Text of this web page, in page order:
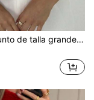
Cárdigan de punto de talla grande, nuevo, minimalista y de moda para oficina y desplazamientos, con cuello en V profundo, manga corta, ajuste ceñido y botones, versátil y casual